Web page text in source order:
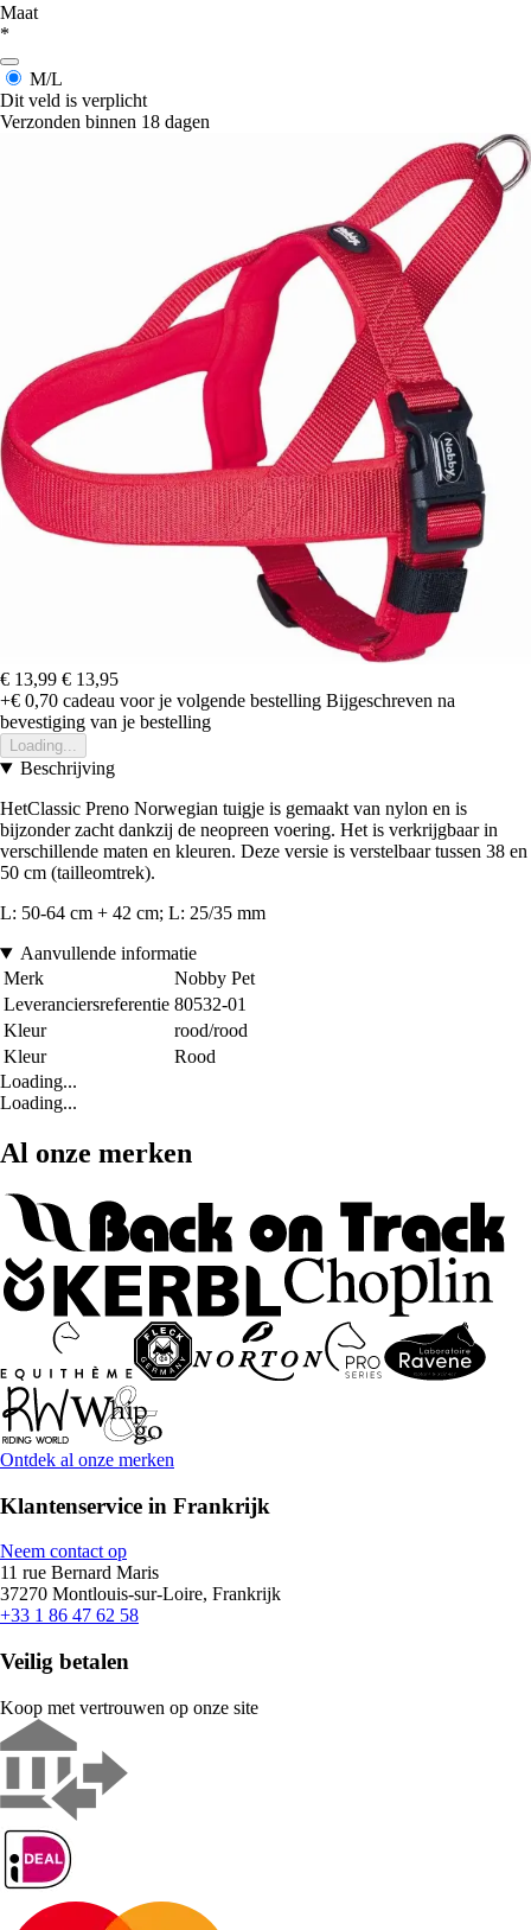
Maat
*
M/L
Dit veld is verplicht
Verzonden binnen 18 dagen
€ 13,99 € 13,95
+€ 0,70 cadeau voor je volgende bestelling Bijgeschreven na
bevestiging van je bestelling
Loading...
Beschrijving
HetClassic Preno Norwegian tuigje is gemaakt van nylon en is
bijzonder zacht dankzij de neopreen voering. Het is verkrijgbaar in
verschillende maten en kleuren. Deze versie is verstelbaar tussen 38 en
50 cm (tailleomtrek).
L: 50-64 cm + 42 cm; L: 25/35 mm
Aanvullende informatie
Merk
Nobby Pet
Leveranciersreferentie 80532-01
Kleur
rood/rood
Kleur
Rood
Loading...
Loading...
Al onze merken
Ontdek al onze merken
Klantenservice in Frankrijk
Neem contact op
11 rue Bernard Maris
37270 Montlouis-sur-Loire, Frankrijk
+33 1 86 47 62 58
Veilig betalen
Koop met vertrouwen op onze site